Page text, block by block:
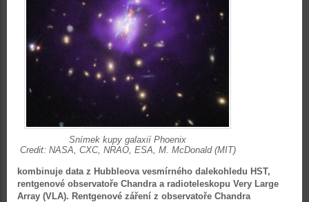
Snímek kupy galaxií Phoenix
Credit: NASA, CXC, NRAO, ESA, M. McDonald (MIT)
kombinuje data z Hubbleova vesmírného dalekohledu HST,
rentgenové observatoře Chandra a radioteleskopu Very Large
Array (VLA). Rentgenové záření z observatoře Chandra